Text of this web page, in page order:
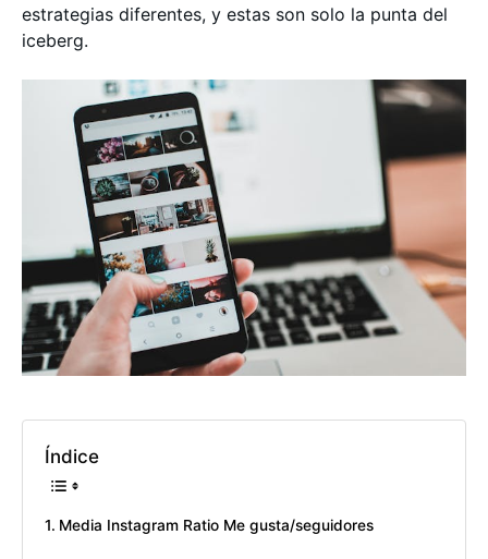
estrategias diferentes, y estas son solo la punta del
iceberg.
Índice
Media Instagram Ratio Me gusta/seguidores